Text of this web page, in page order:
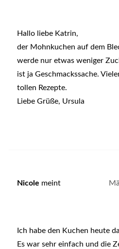
Hallo liebe Katrin,
der Mohnkuchen auf dem
werde nur etwas weniger
ist ja Geschmackssache.
tollen Rezepte.
Liebe Grüße, Ursula
Nicole meint
Ich habe den Kuchen heute
Es war sehr einfach und die